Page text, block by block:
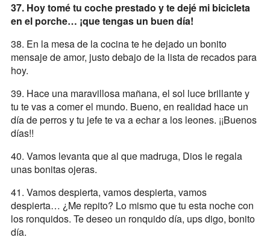
37. Hoy tomé tu coche prestado y te dejé mi bicicleta
en el porche… ¡que tengas un buen día!
38. En la mesa de la cocina te he dejado un bonito
mensaje de amor, justo debajo de la lista de recados para
hoy.
39. Hace una maravillosa mañana, el sol luce brillante y
tu te vas a comer el mundo. Bueno, en realidad hace un
día de perros y tu jefe te va a echar a los leones. ¡¡Buenos
días!!
40. Vamos levanta que al que madruga, Dios le regala
unas bonitas ojeras.
41. Vamos despierta, vamos despierta, vamos
despierta… ¿Me repito? Lo mismo que tu esta noche con
los ronquidos. Te deseo un ronquido día, ups digo, bonito
día.